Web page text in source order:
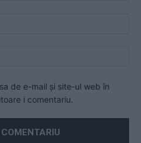
de e-mail și site-ul web în
i comentariu.